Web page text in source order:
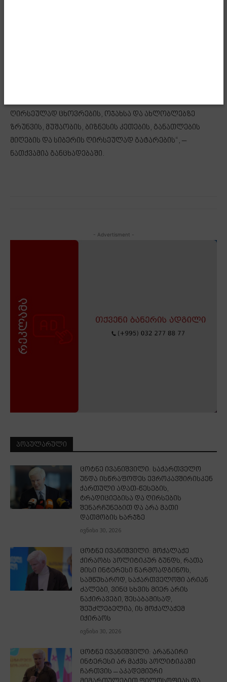
ღირსეულად ცხოვრების, ოჯახსა და ახლობლებზე
ზრუნვის, მუშაობის, ბიზნესის კეთების, განათლების
მიღების და სიბერის ღირსეულად გატარების“, –
ნათქვამია განცხადებაში.
- Advertisment -
ᲞᲝᲞᲣᲚᲐᲠᲣᲚᲘ
ცოტნე ივანიშვილი: საქართველო
უნდა ისწრაფოდეს ევროკავშირისკენ
ქართული ადათ-წესების,
ტრადიციებისა და ღირსების
შენარჩუნებით და არა მათი
დათმობის ხარჯზე
ივნისი 30, 2026
ცოტნე ივანიშვილი: მოქალაქე
ქირაობს პოლიტიკურ გუნდს, რათა
მისი ინტერესი წარმოადგინოს,
სამწუხაროდ, საქართველოში არიან
ძალები, ვინც სხვის მიერ არის
ნაქირავები, შესაბამისად,
შეუძლებელია, ის მოქალაქემ
იქირაოს
ივნისი 30, 2026
ცოტნე ივანიშვილი: არანაირი
ინტერესი არ მაქვს პოლიტიკაში
ჩართვის – აკადემიური